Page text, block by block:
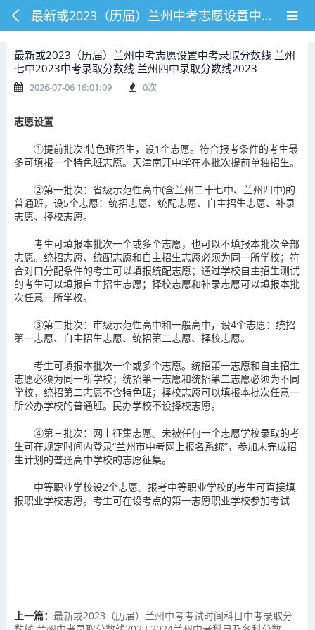
最新或2023（历届）兰州中考志愿设置中考录取分数线 兰州七中2023中考录取分数线 兰州四中录取分数线2023
最新或2023（历届）兰州中考志愿设置中考录取分数线 兰州
七中2023中考录取分数线 兰州四中录取分数线2023
2026-07-06 16:01:09 0次
志愿设置
①提前批次:特色班招生，设1个志愿。符合报考条件的考生最
多可填报一个特色班志愿。天津南开中学在本批次提前单独招生。
②第一批次：省级示范性高中(含兰州二十七中、兰州四中)的
普通班，设5个志愿：统招志愿、统配志愿、自主招生志愿、补录
志愿、择校志愿。
考生可填报本批次一个或多个志愿，也可以不填报本批次全部
志愿。统招志愿、统配志愿和自主招生志愿必须为同一所学校；符
合对口分配条件的考生可以填报统配志愿；通过学校自主招生测试
的考生可以填报自主招生志愿；择校志愿和补录志愿可以填报本批
次任意一所学校。
③第二批次：市级示范性高中和一般高中，设4个志愿：统招
第一志愿、自主招生志愿、统招第二志愿、择校志愿。
考生可填报本批次一个或多个志愿。统招第一志愿和自主招生
志愿必须为同一所学校；统招第一志愿和统招第二志愿必须为不同
学校，统招第二志愿不含特色班；择校志愿可以填报本批次任意一
所公办学校的普通班。民办学校不设择校志愿。
④第三批次：网上征集志愿。未被任何一个志愿学校录取的考
生可在规定时间内登录“兰州市中考网上报名系统”，参加未完成招
生计划的普通高中学校的志愿征集。
中等职业学校设2个志愿。报考中等职业学校的考生可直接填
报职业学校志愿。考生可在设考点的第一志愿职业学校参加考试
上一篇： 最新或2023（历届）兰州中考考试时间科目中考录取分